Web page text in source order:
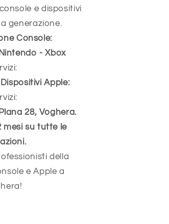
e dispositivi
generazione.
Console:
- Xbox
Apple:
28, Voghera.
mesi su tutte le
della
e Apple a